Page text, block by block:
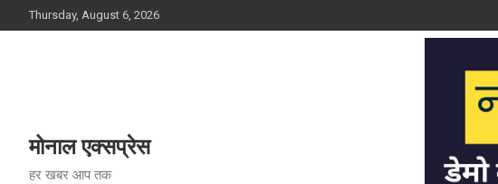
to
Thursday, August 6, 2026
मोनाल एक्सप्रेस
हर खबर आप तक